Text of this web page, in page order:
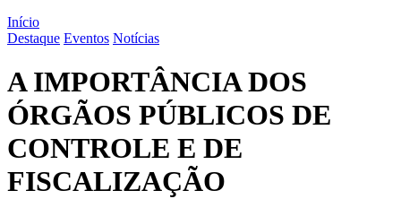
Início
Destaque Eventos Notícias
A IMPORTÂNCIA DOS
ÓRGÃOS PÚBLICOS DE
CONTROLE E DE
FISCALIZAÇÃO